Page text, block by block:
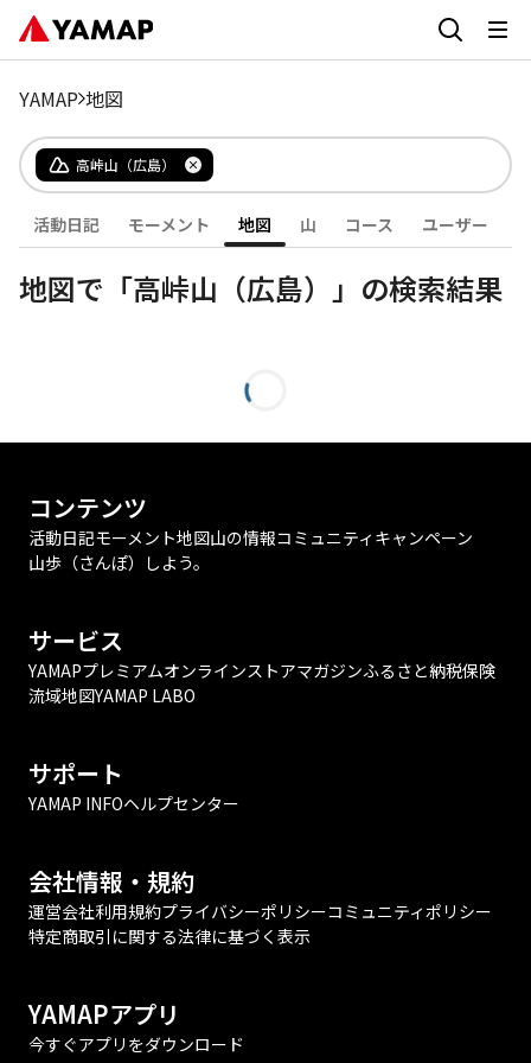
YAMAP 地図
高峠山（広島）
活動日記 モーメント 地図 山 コース ユーザー
地図で「高峠山（広島）」の検索結果
コンテンツ
活動日記モーメント地図山の情報コミュニティ キャンペーン
山歩（さんぽ）しよう。
サービス
YAMAPプレミアムオンラインストアマガジンふるさと納税保険
流域地図YAMAP LABO
サポート
YAMAP INFOヘルプセンター
会社情報・規約
運営会社利用規約プライバシーポリシーコミュニティポリシー
特定商取引に関する法律に基づく表示
YAMAPアプリ
今すぐアプリをダウンロード